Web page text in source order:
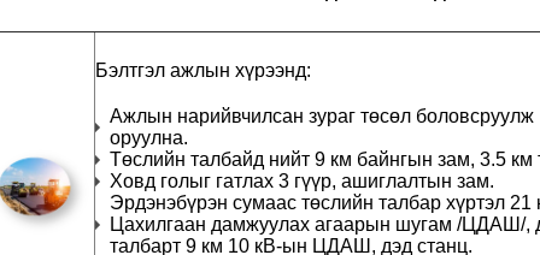
Бэлтгэл ажлын хүрээнд:
Ажлын нарийвчилсан зураг төсөл
оруулна.
Төслийн талбайд нийт 9 км байнгын зам, 3.5 км
Ховд голыг гатлах 3 гүүр, ашиглалтын зам.
Эрдэнэбүрэн сумаас төслийн талбар хүртэл
Цахилгаан дамжуулах агаарын шугам /ЦДАШ/,
талбарт 9 км 10 кВ-ын ЦДАШ, дэд станц.